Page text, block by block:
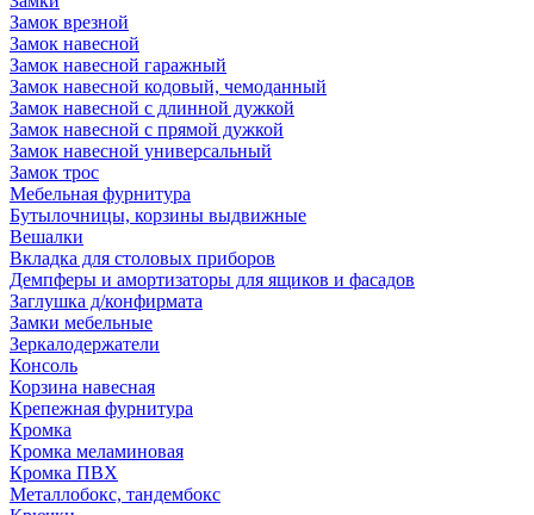
Замок врезной
Замок навесной
Замок навесной гаражный
Замок навесной кодовый, чемоданный
Замок навесной с длинной дужкой
Замок навесной с прямой дужкой
Замок навесной универсальный
Замок трос
Мебельная фурнитура
Бутылочницы, корзины выдвижные
Вешалки
Вкладка для столовых приборов
Демпферы и амортизаторы для ящиков и фасадов
Заглушка д/конфирмата
Замки мебельные
Зеркалодержатели
Консоль
Корзина навесная
Крепежная фурнитура
Кромка
Кромка меламиновая
Кромка ПВХ
Металлобокс, тандембокс